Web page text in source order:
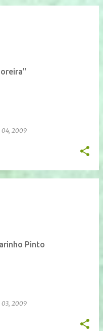
04, 2009
Pinto
03, 2009